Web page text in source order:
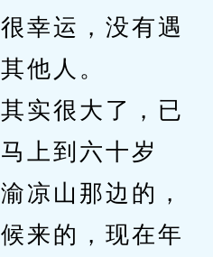
幸运，没有遇
他人。
很大了，已
上到六十岁
凉山那边的，
来的，现在年